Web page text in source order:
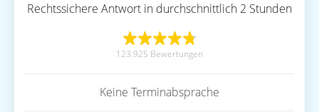
Rechtssichere Antwort in durchschnittlich 2 Stunden
123.925 Bewertungen
Keine Terminabsprache